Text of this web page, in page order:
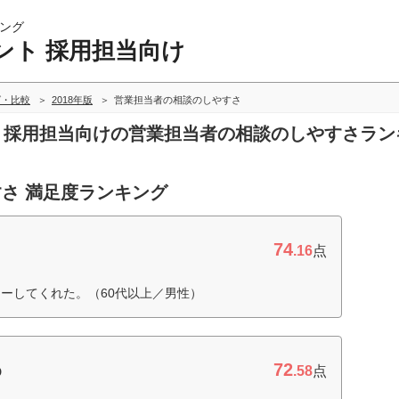
グ
ト 採用担当向け
比較 2018年版 営業担当者の相談のしやすさ
用担当向けの営業担当者の相談のしやすさラ
満足度ランキング
74.16点
してくれた。（60代以上／男性）
72.58点